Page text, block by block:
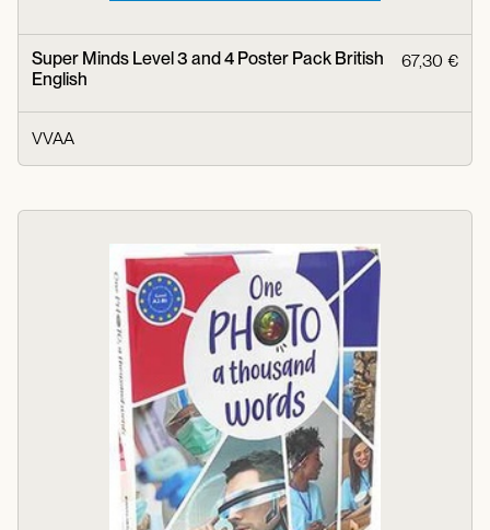
Super Minds Level 3 and 4 Poster Pack British
English
67,30 €
VVAA